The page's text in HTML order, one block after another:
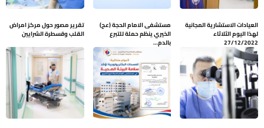
العيادات الاستشارية المجانية
لهذا اليوم الثلاثاء
27/12/2022
مستشفى الامام الحجة (عج)
الخيري ينظم حملة للتبرع
بالدم…
تقرير مصور حول مركز امراض
القلب وقسطرة الشرايين